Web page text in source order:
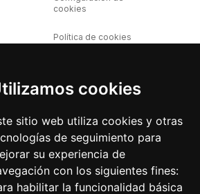
cookies
sitio web utiliza cookies y otras
de seguimiento para
su experiencia de
con los siguientes fines:
habilitar la funcionalidad básica
cookies
Política de cookies
Aviso Legal